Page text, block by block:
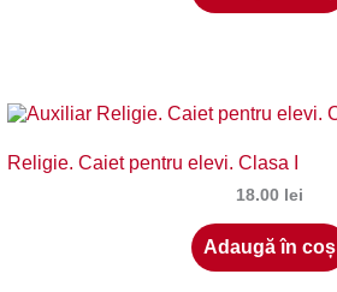
Religie. Caiet pentru elevi. Clasa I
18.00 lei
Adaugă în coș